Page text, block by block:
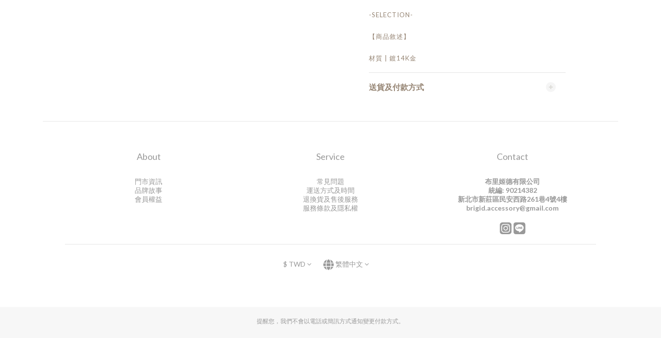
-SELECTION-
【商品敘述】
材質 | 鍍14K金
送貨及付款方式
About
門市資訊
品牌故事
會員權益
Service
常見問題
運送方式及時間
退換貨及售後服務
服務條款及隱私權
Contact
布里姬德有限公司
統編: 90214382
新北市新莊區民安西路261巷4號4樓
brigid.accessory@gmail.com
$ TWD 繁體中文
提醒您，我們不會以電話或簡訊方式通知變更付款方式。